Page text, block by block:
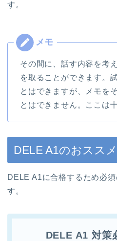
す。
その間に、話す内容を考
を取ることができます。
とはできますが、メモを
とはできません。ここは
DELE A1のおスス
DELE A1に合格するため必
す。
DELE A1 対策